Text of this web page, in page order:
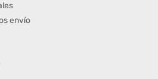
envío